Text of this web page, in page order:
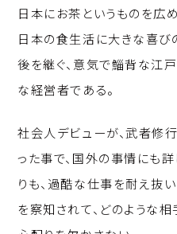
日本にお茶というものを広
日本の食生活に大きな喜び
後を継ぐ、意気で鯔背な江
な経営者である。
社会人デビューが、武者修
った事で、国外の事情にも詳
りも、過酷な仕事を耐え抜
を察知されて、どのような